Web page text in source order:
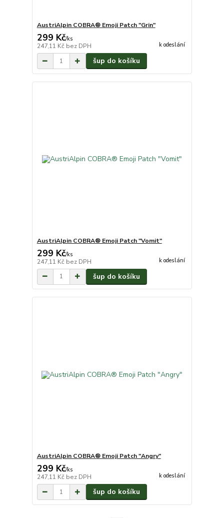
AustriAlpin COBRA® Emoji Patch "Grin"
299 Kč/ks
247,11 Kč bez DPH k odeslání
šup do košíku
AustriAlpin COBRA® Emoji Patch "Vomit"
299 Kč/ks
247,11 Kč bez DPH k odeslání
šup do košíku
AustriAlpin COBRA® Emoji Patch "Angry"
299 Kč/ks
247,11 Kč bez DPH k odeslání
šup do košíku